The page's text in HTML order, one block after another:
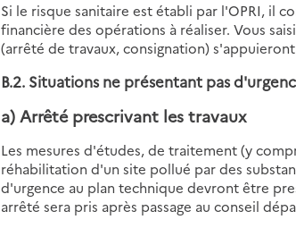
Si le risque sanitaire est établi par l'OPRI, il
financière des opérations à réaliser. Vous
(arrêté de travaux, consignation)
B.2. Situations ne présentant pas
a) Arrêté prescrivant les travaux
Les mesures d'études, de traitement (y
réhabilitation d'un site pollué par des
d'urgence au plan technique devront être
arrêté sera pris après passage au conseil